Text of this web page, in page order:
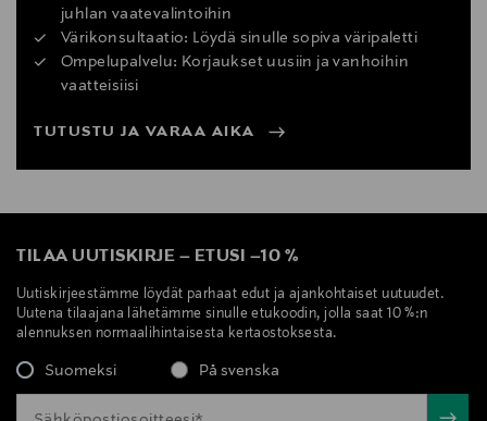
juhlan vaatevalintoihin
Värikonsultaatio: Löydä sinulle sopiva väripaletti
Ompelupalvelu: Korjaukset uusiin ja vanhoihin
vaatteisiisi
TUTUSTU JA VARAA AIKA
TILAA UUTISKIRJE – ETUSI –10 %
Uutiskirjeestämme löydät parhaat edut ja ajankohtaiset uutuudet.
Uutena tilaajana lähetämme sinulle etukoodin, jolla saat 10 %:n
alennuksen normaalihintaisesta kertaostoksesta.
Suomeksi På svenska